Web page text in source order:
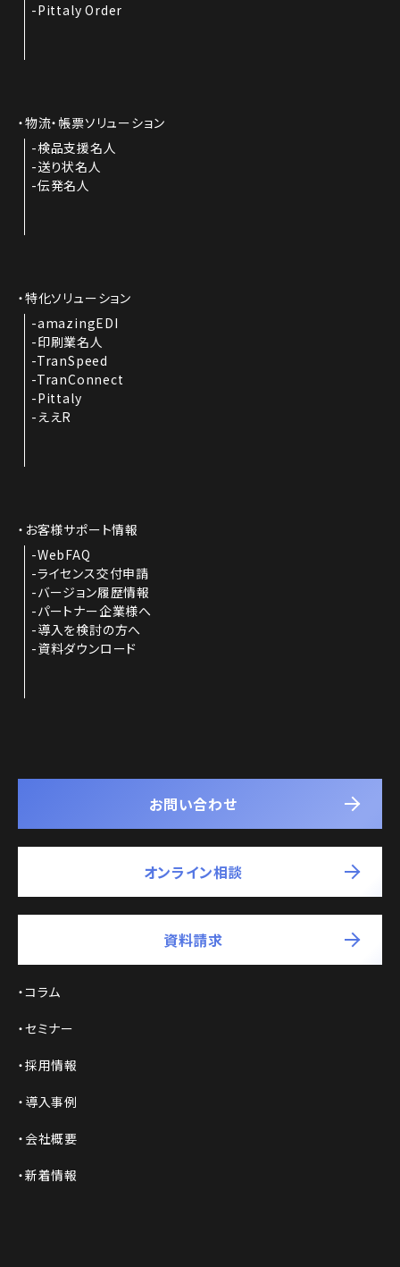
Pittaly Order
物流・帳票ソリューション
検品支援名人
送り状名人
伝発名人
特化ソリューション
amazingEDI
印刷業名人
TranSpeed
TranConnect
Pittaly
ええR
お客様サポート情報
WebFAQ
ライセンス交付申請
バージョン履歴情報
パートナー企業様へ
導入を検討の方へ
資料ダウンロード
お問い合わせ
オンライン相談
資料請求
コラム
セミナー
採用情報
導入事例
会社概要
新着情報